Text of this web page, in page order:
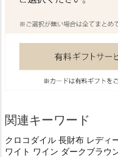
関連キーワード
クロコダイル 長財布 レディ
ワイト ワイン ダークブラウ